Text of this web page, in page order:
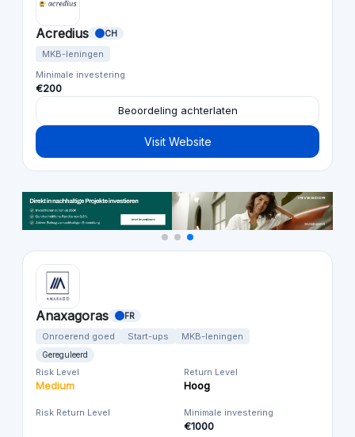
Acredius CH
MKB-leningen
Minimale investering
€200
Beoordeling achterlaten
Visit Website
Anaxagoras FR
Onroerend goed Start-ups MKB-leningen
Gereguleerd
Risk Level
Medium
Return Level
Hoog
Risk Return Level Minimale investering
€1000